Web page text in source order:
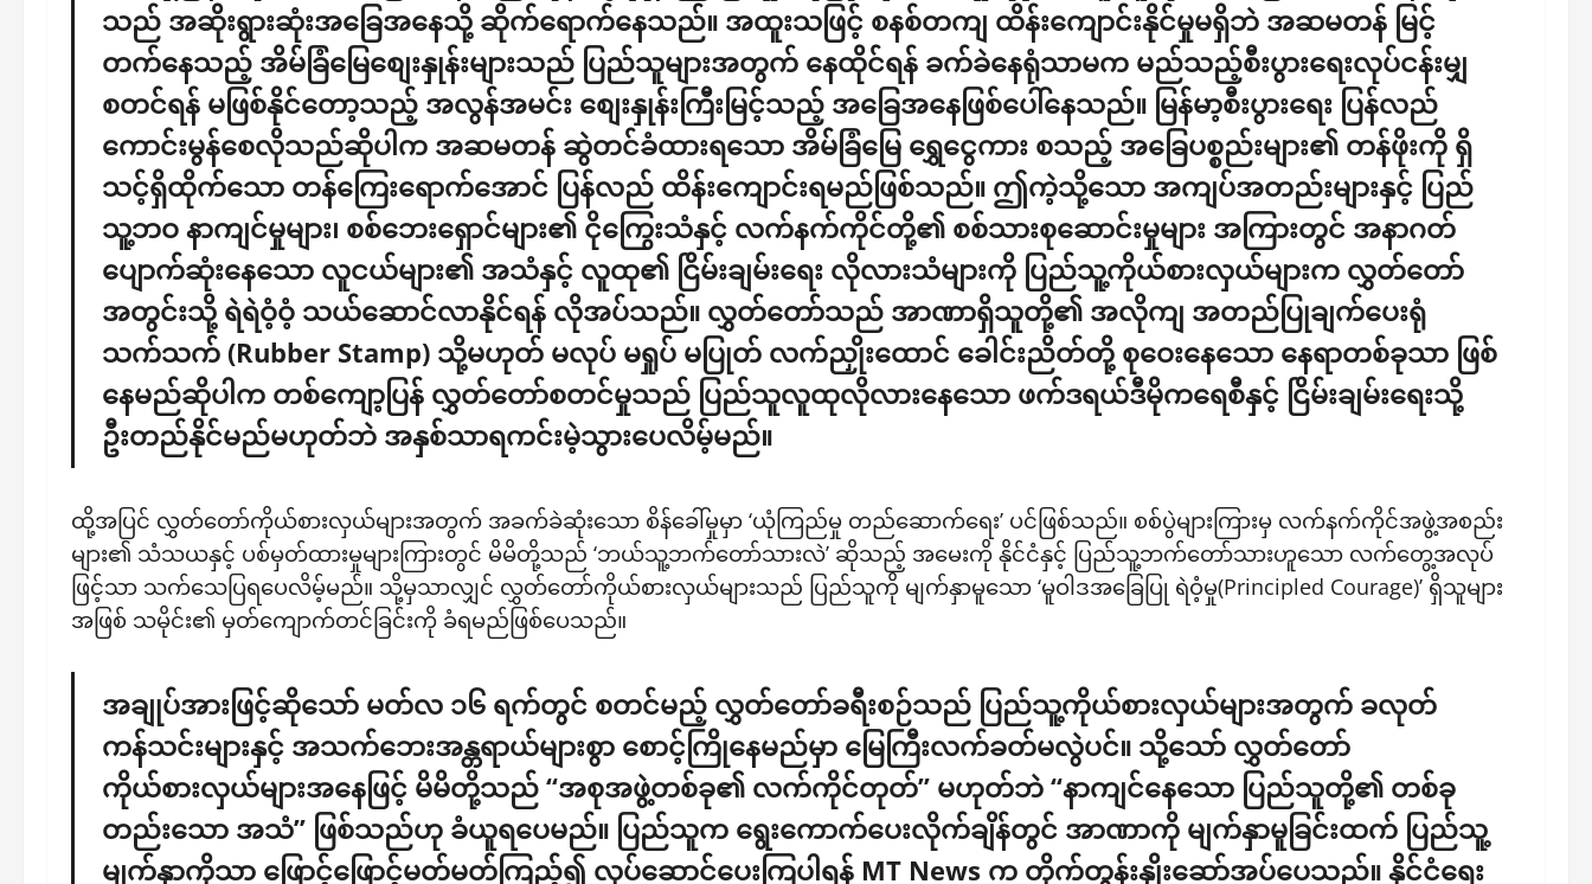
သည် အဆိုးရွားဆုံးအခြေအနေသို့ ဆိုက်ရောက်နေသည်။ အထူးသဖြင့် စနစ်တကျ ထိန်းကျောင်းနိုင်မှုမရှိဘဲ အဆမတန် မြင့်
တက်နေသည့် အိမ်ခြံမြေစျေးနှုန်းများသည် ပြည်သူများအတွက် နေထိုင်ရန် ခက်ခဲနေရုံသာမက မည်သည့်စီးပွားရေးလုပ်ငန်းမျှ
စတင်ရန် မဖြစ်နိုင်တော့သည့် အလွန်အမင်း စျေးနှုန်းကြီးမြင့်သည့် အခြေအနေဖြစ်ပေါ်နေသည်။ မြန်မာ့စီးပွားရေး ပြန်လည်
ကောင်းမွန်စေလိုသည်ဆိုပါက အဆမတန် ဆွဲတင်ခံထားရသော အိမ်ခြံမြေ ရွှေငွေကား စသည့် အခြေပစ္စည်းများ၏ တန်ဖိုးကို ရှိ
သင့်ရှိထိုက်သော တန်ကြေးရောက်အောင် ပြန်လည် ထိန်းကျောင်းရမည်ဖြစ်သည်။ ဤကဲ့သို့သော အကျပ်အတည်းများနှင့် ပြည်
သူ့ဘဝ နာကျင်မှုများ၊ စစ်ဘေးရှောင်များ၏ ငိုကြွေးသံနှင့် လက်နက်ကိုင်တို့၏ စစ်သားစုဆောင်းမှုများ အကြားတွင် အနာဂတ်
ပျောက်ဆုံးနေသော လူငယ်များ၏ အသံနှင့် လူထု၏ ငြိမ်းချမ်းရေး လိုလားသံများကို ပြည်သူ့ကိုယ်စားလှယ်များက လွှတ်တော်
အတွင်းသို့ ရဲရဲဝံ့ဝံ့ သယ်ဆောင်လာနိုင်ရန် လိုအပ်သည်။ လွှတ်တော်သည် အာဏာရှိသူတို့၏ အလိုကျ အတည်ပြုချက်ပေးရုံ
သက်သက် (Rubber Stamp) သို့မဟုတ် မလုပ် မရှုပ် မပြုတ် လက်ညှိုးထောင် ခေါင်းညိတ်တို့ စုဝေးနေသော နေရာတစ်ခုသာ ဖြစ်
နေမည်ဆိုပါက တစ်ကျော့ပြန် လွှတ်တော်စတင်မှုသည် ပြည်သူလူထုလိုလားနေသော ဖက်ဒရယ်ဒီမိုကရေစီနှင့် ငြိမ်းချမ်းရေးသို့
ဦးတည်နိုင်မည်မဟုတ်ဘဲ အနှစ်သာရကင်းမဲ့သွားပေလိမ့်မည်။
ထို့အပြင် လွှတ်တော်ကိုယ်စားလှယ်များအတွက် အခက်ခဲဆုံးသော စိန်ခေါ်မှုမှာ ‘ယုံကြည်မှု တည်ဆောက်ရေး’ ပင်ဖြစ်သည်။ စစ်ပွဲများကြားမှ လက်နက်ကိုင်အဖွဲ့အစည်း
များ၏ သံသယနှင့် ပစ်မှတ်ထားမှုများကြားတွင် မိမိတို့သည် ‘ဘယ်သူ့ဘက်တော်သားလဲ’ ဆိုသည့် အမေးကို နိုင်ငံနှင့် ပြည်သူ့ဘက်တော်သားဟူသော လက်တွေ့အလုပ်
ဖြင့်သာ သက်သေပြရပေလိမ့်မည်။ သို့မှသာလျှင် လွှတ်တော်ကိုယ်စားလှယ်များသည် ပြည်သူကို မျက်နှာမူသော ‘မူဝါဒအခြေပြု ရဲဝံ့မှု(Principled Courage)’ ရှိသူများ
အဖြစ် သမိုင်း၏ မှတ်ကျောက်တင်ခြင်းကို ခံရမည်ဖြစ်ပေသည်။
အချုပ်အားဖြင့်ဆိုသော် မတ်လ ၁၆ ရက်တွင် စတင်မည့် လွှတ်တော်ခရီးစဉ်သည် ပြည်သူ့ကိုယ်စားလှယ်များအတွက် ခလုတ်
ကန်သင်းများနှင့် အသက်ဘေးအန္တရာယ်များစွာ စောင့်ကြိုနေမည်မှာ မြေကြီးလက်ခတ်မလွဲပင်။ သို့သော် လွှတ်တော်
ကိုယ်စားလှယ်များအနေဖြင့် မိမိတို့သည် “အစုအဖွဲ့တစ်ခု၏ လက်ကိုင်တုတ်” မဟုတ်ဘဲ “နာကျင်နေသော ပြည်သူတို့၏ တစ်ခု
တည်းသော အသံ” ဖြစ်သည်ဟု ခံယူရပေမည်။ ပြည်သူက ရွေးကောက်ပေးလိုက်ချိန်တွင် အာဏာကို မျက်နှာမူခြင်းထက် ပြည်သူ့
မျက်နှာကိုသာ ဖြောင့်ဖြောင့်မတ်မတ်ကြည့်၍ လုပ်ဆောင်ပေးကြပါရန် MT News က တိုက်တွန်းနှိုးဆော်အပ်ပေသည်။ နိုင်ငံရေး